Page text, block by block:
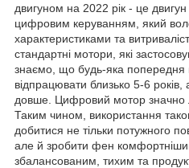
двигуном на 2022 рік - це
цифровим керуванням, який
характеристиками та
стандартні мотори, які
знаємо, що будь-яка
відпрацювати близько 5-6
довше. Цифровий мотор значно
Таким чином, використання
добитися не тільки потужного
але й зробити фен
збалансованим, тихим та